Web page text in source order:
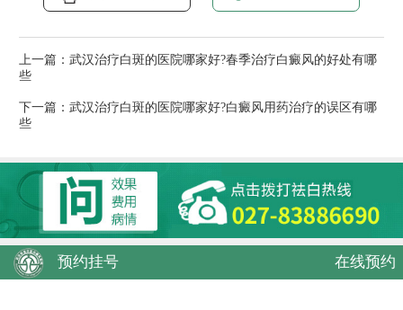
上一篇： 武汉治疗白斑的医院哪家好?春季治疗白癜风的好处有哪
些
下一篇： 武汉治疗白斑的医院哪家好?白癜风用药治疗的误区有哪
些
预约挂号 在线预约